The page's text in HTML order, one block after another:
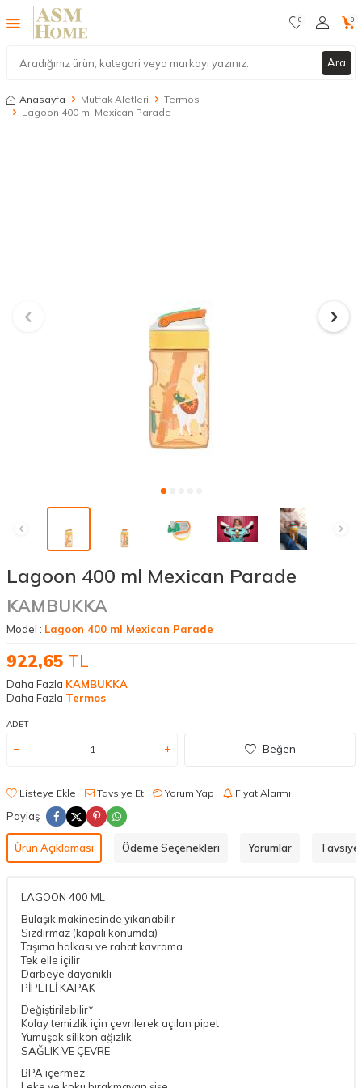
Ara
0 0
Anasayfa Mutfak Aletleri
Termos
Lagoon 400 ml Mexican Parade
Lagoon 400 ml Mexican Parade
KAMBUKKA
Model : Lagoon 400 ml Mexican Parade
922,65 TL
Daha Fazla KAMBUKKA
Daha Fazla Termos
ADET
Beğen
Listeye Ekle Tavsiye Et Yorum Yap Fiyat Alarmı
Paylaş
Ürün Açıklaması Ödeme Seçenekleri Yorumlar Tavsiye
LAGOON 400 ML
Bulaşık makinesinde yıkanabilir
Sızdırmaz (kapalı konumda)
Taşıma halkası ve rahat kavrama
Tek elle içilir
Darbeye dayanıklı
PİPETLİ KAPAK
Değiştirilebilir*
Kolay temizlik için çevrilerek açılan pipet
Yumuşak silikon ağızlık
SAĞLIK VE ÇEVRE
BPA içermez